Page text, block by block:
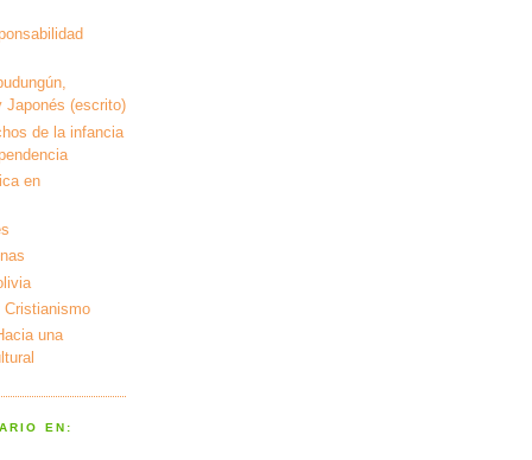
Japonés (escrito)
de la infancia
en
Cristianismo
una
EN: